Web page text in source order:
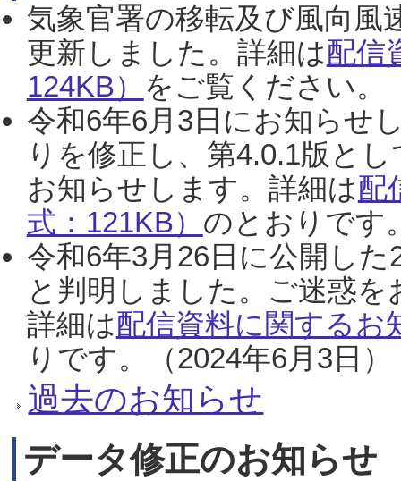
気象官署の移転及び風向風
更新しました。詳細は配信
124KB） をご覧ください。
令和6年6月3日にお知らせ
りを修正し、第4.0.1版と
お知らせします。詳細は配
式：121KB） のとおりです
令和6年3月26日に公開し
と判明しました。ご迷惑
詳細は配信資料に関するお
りです。（2024年6月3日）
過去のお知らせ
データ修正のお知らせ